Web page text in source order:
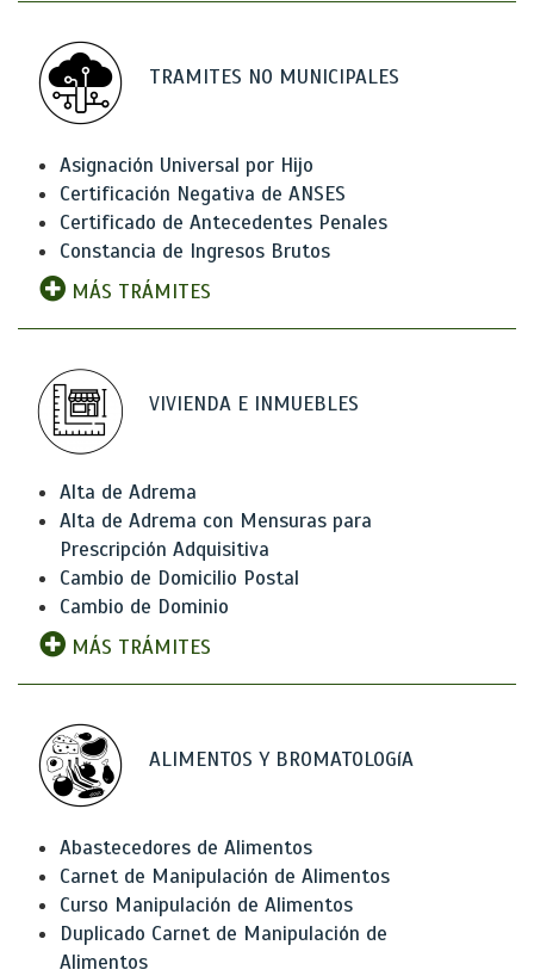
TRAMITES NO MUNICIPALES
Asignación Universal por Hijo
Certificación Negativa de ANSES
Certificado de Antecedentes Penales
Constancia de Ingresos Brutos
MÁS TRÁMITES
VIVIENDA E INMUEBLES
Alta de Adrema
Alta de Adrema con Mensuras para
Prescripción Adquisitiva
Cambio de Domicilio Postal
Cambio de Dominio
MÁS TRÁMITES
ALIMENTOS Y BROMATOLOGíA
Abastecedores de Alimentos
Carnet de Manipulación de Alimentos
Curso Manipulación de Alimentos
Duplicado Carnet de Manipulación de
Alimentos